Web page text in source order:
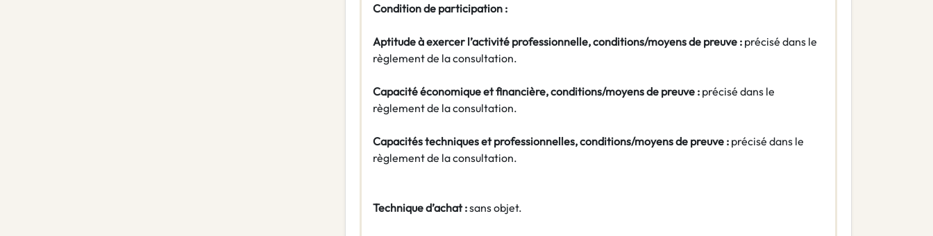
Condition de participation :
Aptitude à exercer l’activité professionnelle, conditions/moyens de preuve : précisé dans le
règlement de la consultation.
Capacité économique et financière, conditions/moyens de preuve : précisé dans le
règlement de la consultation.
Capacités techniques et professionnelles, conditions/moyens de preuve : précisé dans le
règlement de la consultation.
Technique d’achat :sans objet.